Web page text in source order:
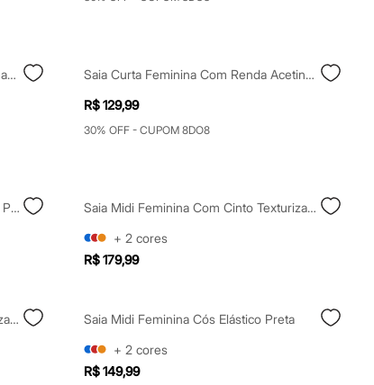
Saia Midi Feminina Com Renda Acetinada Marrom
Saia Curta Feminina Com Renda Acetinada Preta
R$ 129,99
30% OFF - CUPOM 8DO8
Saia Midi Evasê Feminina Com Renda Preta
Saia Midi Feminina Com Cinto Texturizada Marrom
+ 2 cores
R$ 179,99
Saia Midi Feminina Com Cinto Texturizada Marrom
Saia Midi Feminina Cós Elástico Preta
+ 2 cores
R$ 149,99